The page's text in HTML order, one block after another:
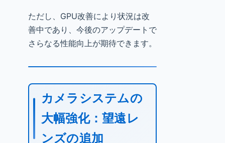
ただし、GPU改善により状況は改
善中であり、今後のアップデートで
さらなる性能向上が期待できます。
カメラシステムの
大幅強化：望遠レ
ンズの追加